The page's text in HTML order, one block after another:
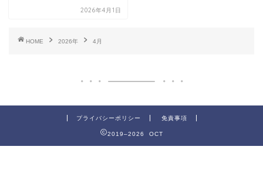
2026年4月1日
HOME 2026年 4月
プライバシーポリシー 免責事項
2019–2026 OCT